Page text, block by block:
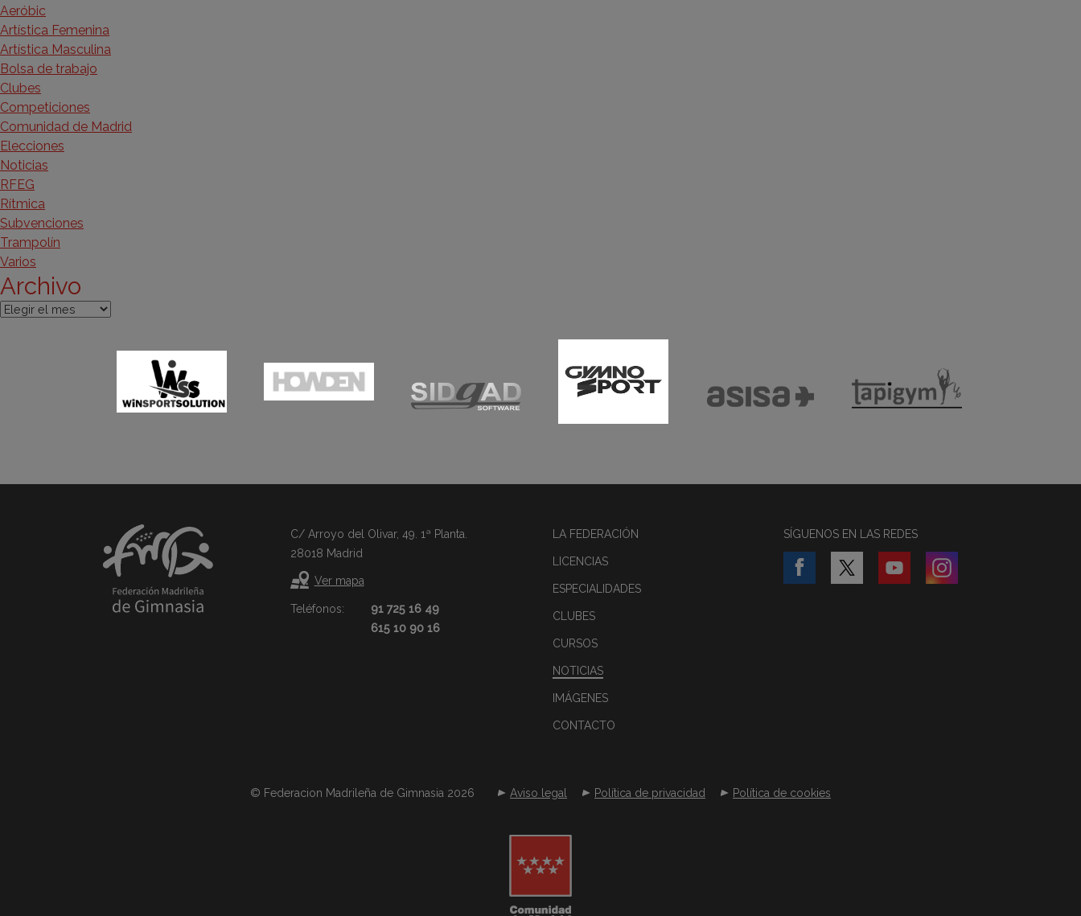
Aeróbic
Artística Femenina
Artística Masculina
Bolsa de trabajo
Clubes
Competiciones
Comunidad de Madrid
Elecciones
Noticias
RFEG
Rítmica
Subvenciones
Trampolín
Varios
Archivo
Archivo
C/ Arroyo del Olivar, 49. 1ª Planta.
28018 Madrid
Ver mapa
Teléfonos:
91 725 16 49
615 10 90 16
LA FEDERACIÓN
LICENCIAS
ESPECIALIDADES
CLUBES
CURSOS
NOTICIAS
IMÁGENES
CONTACTO
SÍGUENOS EN LAS REDES
© Federacion Madrileña de Gimnasia 2026 Aviso legal Política de privacidad Política de cookies